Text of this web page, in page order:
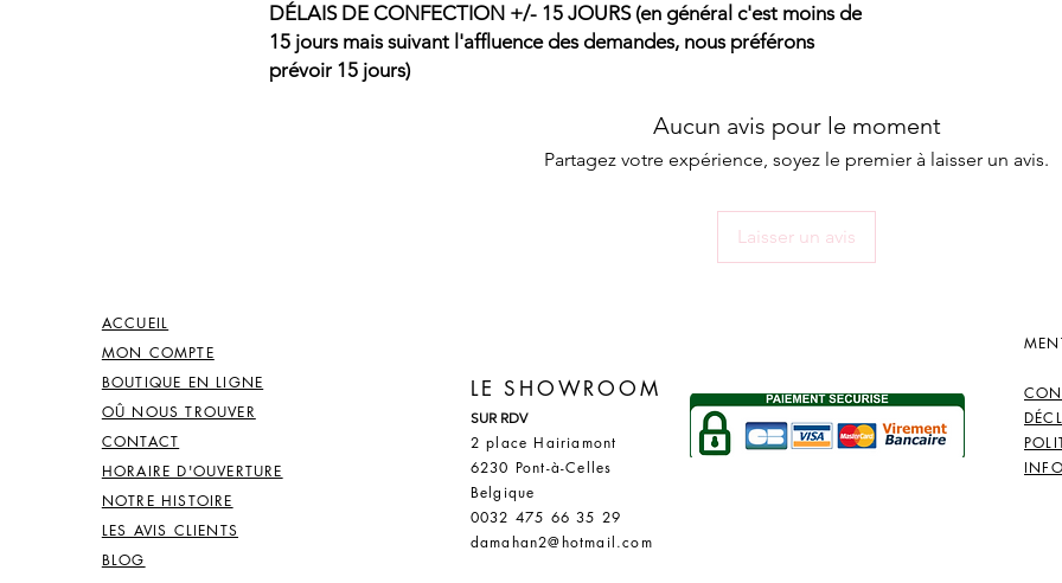
DÉLAIS DE CONFECTION +/- 15 JOURS (en général c'est moins de
15 jours mais suivant l'affluence des demandes, nous préférons
prévoir 15 jours)
Aucun avis pour le moment
Partagez votre expérience, soyez le premier à laisser un avis.
Laisser un avis
ACCUEIL
MON COMPTE
BOUTIQUE EN LIGNE
OÛ NOUS TROUVER
CONTACT
HORAIRE D'OUVERTURE
NOTRE HISTOIRE
LES AVIS CLIENTS
BLOG
LE SHOWROOM
SUR RDV
2 place Hairiamont
6230 Pont-à-Celles
Belgique
0032 475 66 35 29
damahan2@hotmail.com